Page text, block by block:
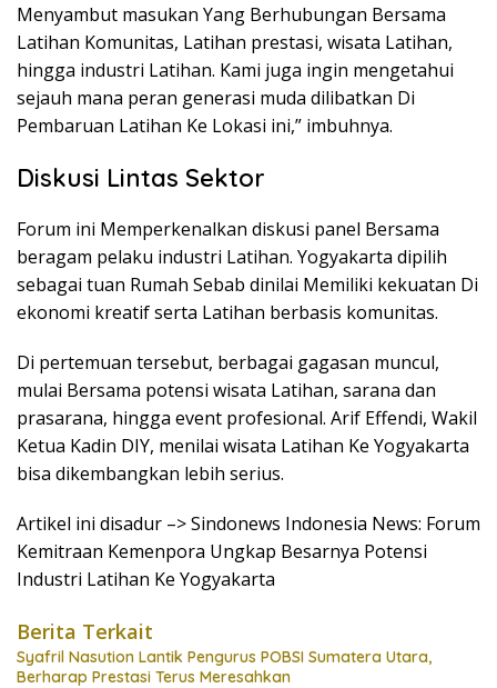
Menyambut masukan Yang Berhubungan Bersama
Latihan Komunitas, Latihan prestasi, wisata Latihan,
hingga industri Latihan. Kami juga ingin mengetahui
sejauh mana peran generasi muda dilibatkan Di
Pembaruan Latihan Ke Lokasi ini,” imbuhnya.
Diskusi Lintas Sektor
Forum ini Memperkenalkan diskusi panel Bersama
beragam pelaku industri Latihan. Yogyakarta dipilih
sebagai tuan Rumah Sebab dinilai Memiliki kekuatan Di
ekonomi kreatif serta Latihan berbasis komunitas.
Di pertemuan tersebut, berbagai gagasan muncul,
mulai Bersama potensi wisata Latihan, sarana dan
prasarana, hingga event profesional. Arif Effendi, Wakil
Ketua Kadin DIY, menilai wisata Latihan Ke Yogyakarta
bisa dikembangkan lebih serius.
Artikel ini disadur –> Sindonews Indonesia News: Forum
Kemitraan Kemenpora Ungkap Besarnya Potensi
Industri Latihan Ke Yogyakarta
Berita Terkait
Syafril Nasution Lantik Pengurus POBSI Sumatera Utara,
Berharap Prestasi Terus Meresahkan